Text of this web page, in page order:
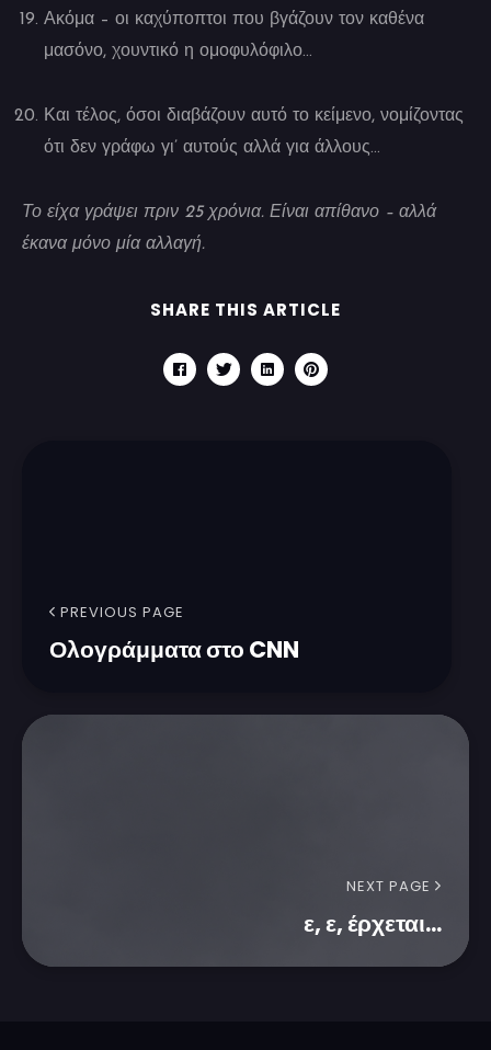
Ακόμα – οι καχύποπτοι που βγάζουν τον καθένα
μασόνο, χουντικό η ομοφυλόφιλο…
Και τέλος, όσοι διαβάζουν αυτό το κείμενο, νομίζοντας
ότι δεν γράφω γι’ αυτούς αλλά για άλλους…
Το είχα γράψει πριν 25 χρόνια. Είναι απίθανο – αλλά
έκανα μόνο μία αλλαγή.
SHARE THIS ARTICLE
PREVIOUS PAGE
Ολογράμματα στο CNN
NEXT PAGE
ε, ε, έρχεται...